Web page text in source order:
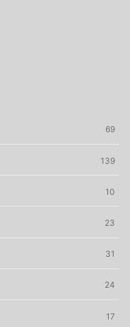
69
139
10
23
31
24
17